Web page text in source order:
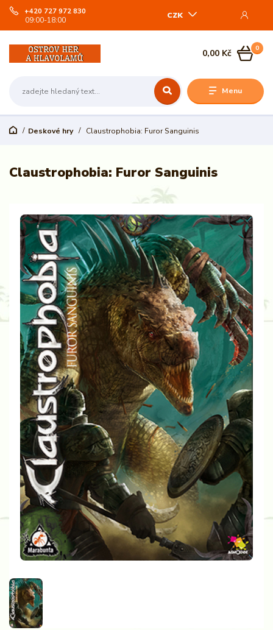
Menu
CZK
+420 727 972 830
09:00-18:00
0
0,00 Kč
Deskové hry Claustrophobia: Furor Sanguinis
Claustrophobia: Furor Sanguinis